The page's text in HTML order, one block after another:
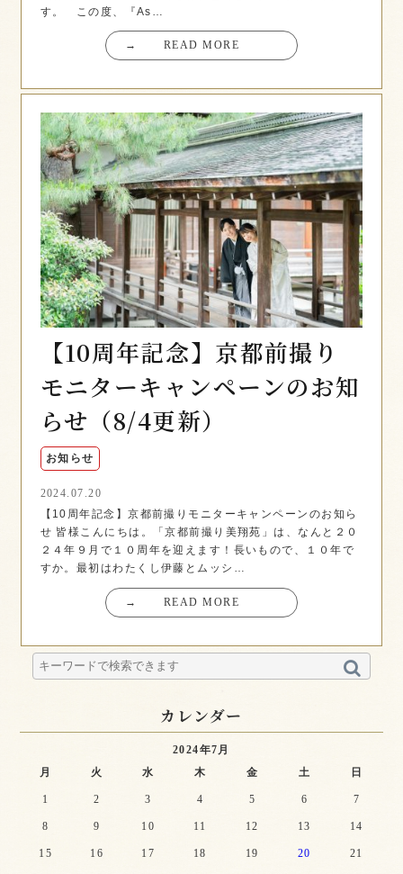
す。 この度、『As…
→ READ MORE
【10周年記念】京都前撮り
モニターキャンペーンのお知
らせ（8/4更新）
お知らせ
2024.07.20
【10周年記念】京都前撮りモニターキャンペーンのお知ら
せ 皆様こんにちは。「京都前撮り美翔苑」は、なんと２０
２４年９月で１０周年を迎えます！長いもので、１０年で
すか。最初はわたくし伊藤とムッシ…
→ READ MORE
カレンダー
2024年7月
月
火 水 木 金 土 日
1 2 3 4 5 6 7
8 9 10 11 12 13 14
15 16 17 18 19 20 21